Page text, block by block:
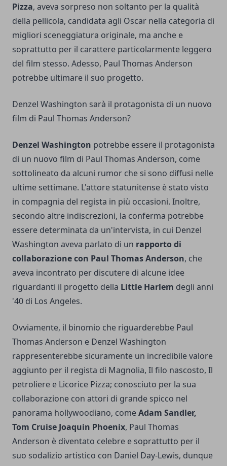
Pizza, aveva sorpreso non soltanto per la qualità
della pellicola, candidata agli Oscar nella categoria di
migliori sceneggiatura originale, ma anche e
soprattutto per il carattere particolarmente leggero
del film stesso. Adesso, Paul Thomas Anderson
potrebbe ultimare il suo progetto.
Denzel Washington sarà il protagonista di un nuovo
film di Paul Thomas Anderson?
Denzel Washington potrebbe essere il protagonista
di un nuovo film di Paul Thomas Anderson, come
sottolineato da alcuni rumor che si sono diffusi nelle
ultime settimane. L'attore statunitense è stato visto
in compagnia del regista in più occasioni. Inoltre,
secondo altre indiscrezioni, la conferma potrebbe
essere determinata da un'intervista, in cui Denzel
Washington aveva parlato di un rapporto di
collaborazione con Paul Thomas Anderson, che
aveva incontrato per discutere di alcune idee
riguardanti il progetto della Little Harlem degli anni
'40 di Los Angeles.
Ovviamente, il binomio che riguarderebbe Paul
Thomas Anderson e Denzel Washington
rappresenterebbe sicuramente un incredibile valore
aggiunto per il regista di Magnolia, Il filo nascosto, Il
petroliere e Licorice Pizza; conosciuto per la sua
collaborazione con attori di grande spicco nel
panorama hollywoodiano, comeAdam Sandler,
Tom Cruise Joaquin Phoenix, Paul Thomas
Anderson è diventato celebre e soprattutto per il
suo sodalizio artistico con Daniel Day-Lewis, dunque